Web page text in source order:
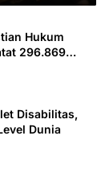
Hukum
296.869
Disabilitas,
Dunia